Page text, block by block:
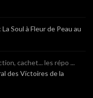
Soul à Fleur de Peau au
cachet... les répo ...
des Victoires de la